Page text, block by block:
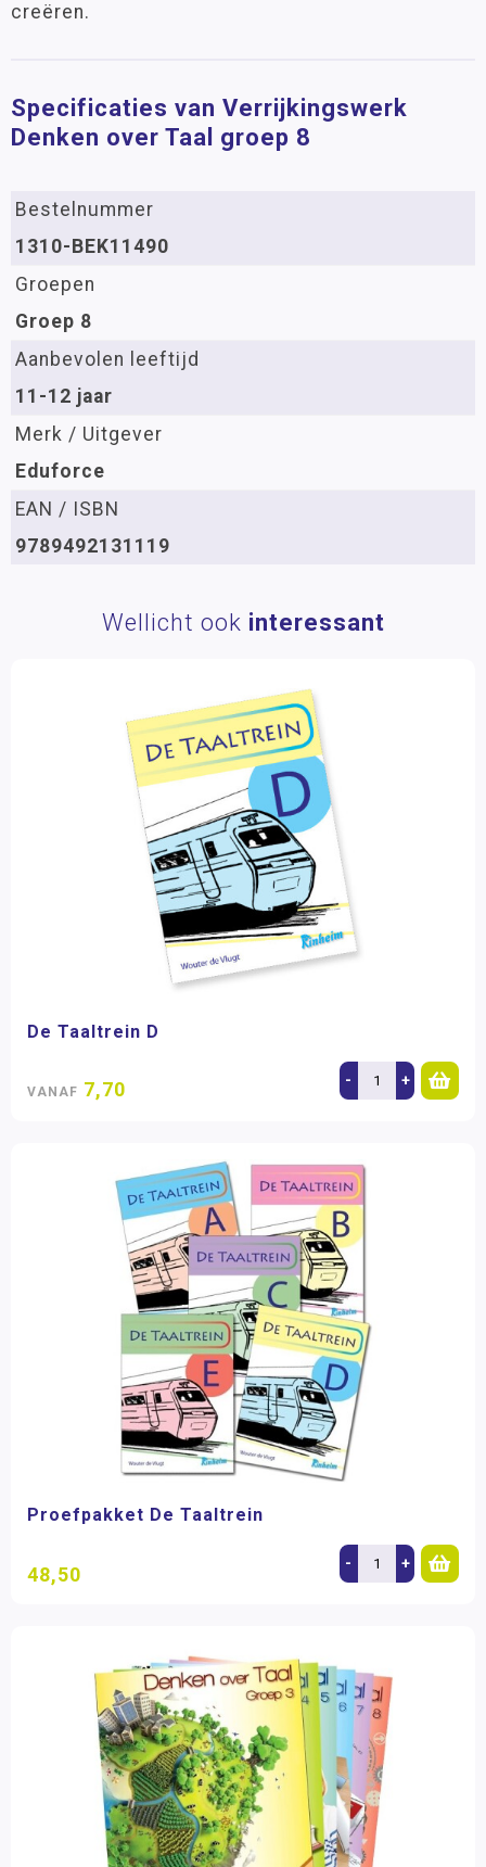
creëren.
Specificaties van Verrijkingswerk
Denken over Taal groep 8
Bestelnummer
1310-BEK11490
Groepen
Groep 8
Aanbevolen leeftijd
11-12 jaar
Merk / Uitgever
Eduforce
EAN / ISBN
9789492131119
Wellicht ook interessant
De Taaltrein D
VANAF 7,70 - +
Proefpakket De Taaltrein
48,50 - +